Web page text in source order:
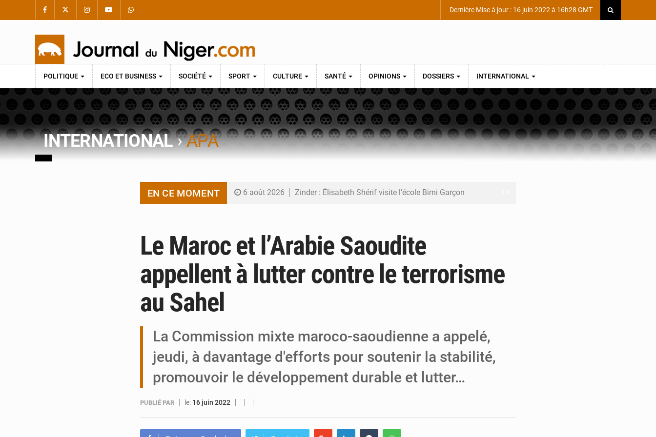
Dernière Mise à jour : 16 juin 2022 à 16h28 GMT
POLITIQUE ECO ET BUSINESS SOCIÉTÉ SPORT CULTURE SANTÉ OPINIONS DOSSIERS INTERNATIONAL
INTERNATIONAL›APA
EN CE MOMENT 6 août 2026 Zinder : Élisabeth Shérif visite l’école Birni Garçon
6 août 2026 Niger : Bilan à mi-parcours du Programme de Refondation
6 août 2026 Chasse aux gabegies à Niamey : 74 milliards de FCFA recouvrés par la COLDEFF
5 août 2026 Tibiri : le dialogue, nouveau terrain de jeu pour la paix
Le Maroc et l’Arabie Saoudite
appellent à lutter contre le terrorisme
au Sahel
La Commission mixte maroco-saoudienne a appelé,
jeudi, à davantage d'efforts pour soutenir la stabilité,
promouvoir le développement durable et lutter…
PUBLIÉ PAR le: 16 juin 2022